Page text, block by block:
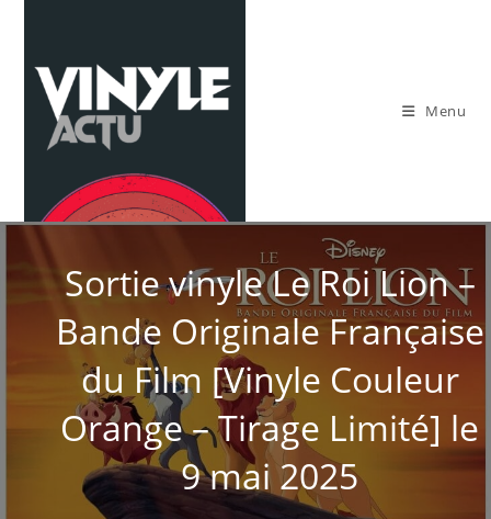
content
Menu
Sortie vinyle Le Roi Lion –
Bande Originale Française
du Film [Vinyle Couleur
Orange – Tirage Limité] le
9 mai 2025